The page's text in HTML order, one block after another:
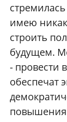
имею
строить
будущем.
- провести
обеспечат
повышения